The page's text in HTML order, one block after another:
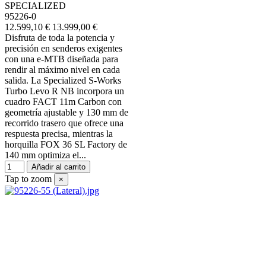
SPECIALIZED
95226-0
12.599,10 € 13.999,00 €
Disfruta de toda la potencia y
precisión en senderos exigentes
con una e-MTB diseñada para
rendir al máximo nivel en cada
salida. La Specialized S-Works
Turbo Levo R NB incorpora un
cuadro FACT 11m Carbon con
geometría ajustable y 130 mm de
recorrido trasero que ofrece una
respuesta precisa, mientras la
horquilla FOX 36 SL Factory de
140 mm optimiza el...
Añadir al carrito
Tap to zoom ×